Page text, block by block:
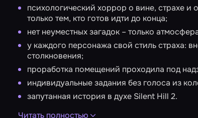
психологический хоррор о вине, страхе и
только тем, кто готов идти до конца;
нет неуместных загадок – только
у каждого персонажа свой стиль страха:
столкновения;
проработка помещений проходила под
индивидуальные задания без голоса из
запутанная история в духе Silent Hill 2.
Фотографии игроков: организатор
Читать полностью